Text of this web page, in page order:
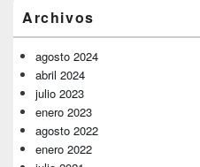
lateral
primaria
Archivos
agosto 2024
abril 2024
julio 2023
enero 2023
agosto 2022
enero 2022